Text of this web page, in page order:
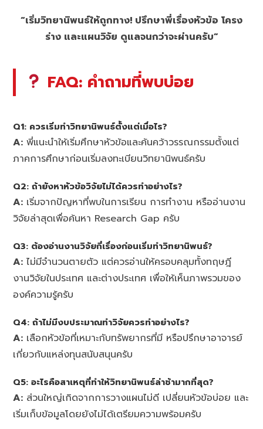
“เริ่มวิทยานิพนธ์ให้ถูกทาง! ปรึกษาพี่เรื่องหัวข้อ โครง
ร่าง และแผนวิจัย ดูแลจนกว่าจะผ่านครับ”
FAQ: คำถามที่พบบ่อย
Q1: ควรเริ่มทำวิทยานิพนธ์ตั้งแต่เมื่อไร?
A: พี่แนะนำให้เริ่มศึกษาหัวข้อและค้นคว้าวรรณกรรมตั้งแต่
ภาคการศึกษาก่อนเริ่มลงทะเบียนวิทยานิพนธ์ครับ
Q2: ถ้ายังหาหัวข้อวิจัยไม่ได้ควรทำอย่างไร?
A: เริ่มจากปัญหาที่พบในการเรียน การทำงาน หรืออ่านงาน
วิจัยล่าสุดเพื่อค้นหา Research Gap ครับ
Q3: ต้องอ่านงานวิจัยกี่เรื่องก่อนเริ่มทำวิทยานิพนธ์?
A: ไม่มีจำนวนตายตัว แต่ควรอ่านให้ครอบคลุมทั้งทฤษฎี
งานวิจัยในประเทศ และต่างประเทศ เพื่อให้เห็นภาพรวมของ
องค์ความรู้ครับ
Q4: ถ้าไม่มีงบประมาณทำวิจัยควรทำอย่างไร?
A: เลือกหัวข้อที่เหมาะกับทรัพยากรที่มี หรือปรึกษาอาจารย์
เกี่ยวกับแหล่งทุนสนับสนุนครับ
Q5: อะไรคือสาเหตุที่ทำให้วิทยานิพนธ์ล่าช้ามากที่สุด?
A: ส่วนใหญ่เกิดจากการวางแผนไม่ดี เปลี่ยนหัวข้อบ่อย และ
เริ่มเก็บข้อมูลโดยยังไม่ได้เตรียมความพร้อมครับ